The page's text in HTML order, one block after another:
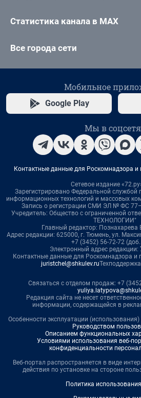
Статистика канала в MAX
Все города сети
Мобильное
Google Play
Мы в
Контактные данные для Роскомнадзора и
Сетевое издание
Зарегистрировано Федеральной службой
информационных технологий и массовых
Запись о регистрации СМИ ЭЛ № ФС 77–
Учредитель: Общество с ограниченной
ТЕХНОЛОГИИ"
Главный редактор: Познахарева
Адрес редакции: 625000, г. Тюмень, ул.
+7 (3452) 56-72-72
Электронный адрес редакции:
Контактные данные для Роскомнадзора и
juristchel@shkulev.ru
Связаться с отделом продаж: +7
Редакция сайта не несет
информации, содержащейся в
Особенности эксплуатации
Руководством
Описанием функциональных
Условиями использования веб-
конфиденциальности
Веб-портал распространяется в виде
действия по установке на стороне
Политика